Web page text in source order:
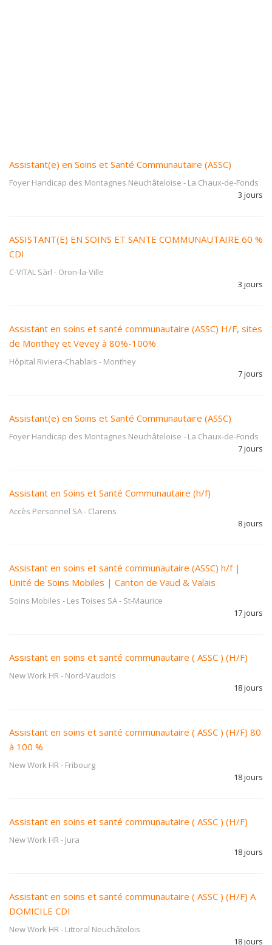
Assistant(e) en Soins et Santé Communautaire (ASSC)
Foyer Handicap des Montagnes Neuchâteloise - La Chaux-de-Fonds
3 jours
ASSISTANT(E) EN SOINS ET SANTE COMMUNAUTAIRE 60 %
CDI
C-VITAL Sàrl - Oron-la-Ville
3 jours
Assistant en soins et santé communautaire (ASSC) H/F, sites
de Monthey et Vevey à 80%-100%
Hôpital Riviera-Chablais - Monthey
7 jours
Assistant(e) en Soins et Santé Communautaire (ASSC)
Foyer Handicap des Montagnes Neuchâteloise - La Chaux-de-Fonds
7 jours
Assistant en Soins et Santé Communautaire (h/f)
Accès Personnel SA- Clarens
8 jours
Assistant en soins et santé communautaire (ASSC) h/f |
Unité de Soins Mobiles | Canton de Vaud & Valais
Soins Mobiles - Les Toises SA- St-Maurice
17 jours
Assistant en soins et santé communautaire ( ASSC ) (H/F)
New Work HR- Nord-Vaudois
18 jours
Assistant en soins et santé communautaire ( ASSC ) (H/F) 80
à 100 %
New Work HR- Fribourg
18 jours
Assistant en soins et santé communautaire ( ASSC ) (H/F)
New Work HR- Jura
18 jours
Assistant en soins et santé communautaire ( ASSC ) (H/F) A
DOMICILE CDI
New Work HR- Littoral Neuchâtelois
18 jours